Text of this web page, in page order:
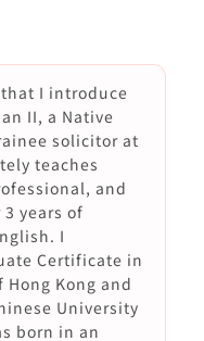
I introduce
II, a Native
solicitor at
teaches
and
years of
I
Certificate in
Kong and
University
born in an